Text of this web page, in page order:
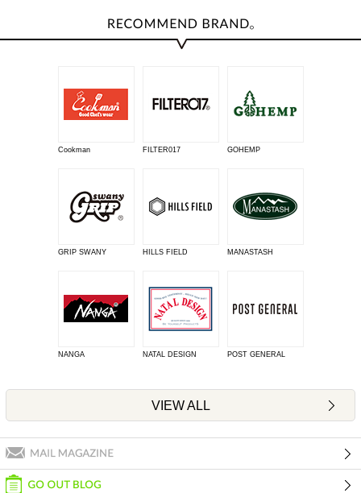
Cookman FILTER017 GOHEMP
GRIP SWANY HILLS FIELD MANASTASH
NANGA NATAL DESIGN POST GENERAL
VIEW ALL